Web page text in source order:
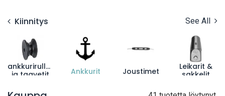
Kiinnitys See All
ankkurirullat
ja taavetit
Ankkurit Joustimet
Leikarit &
sakkelit